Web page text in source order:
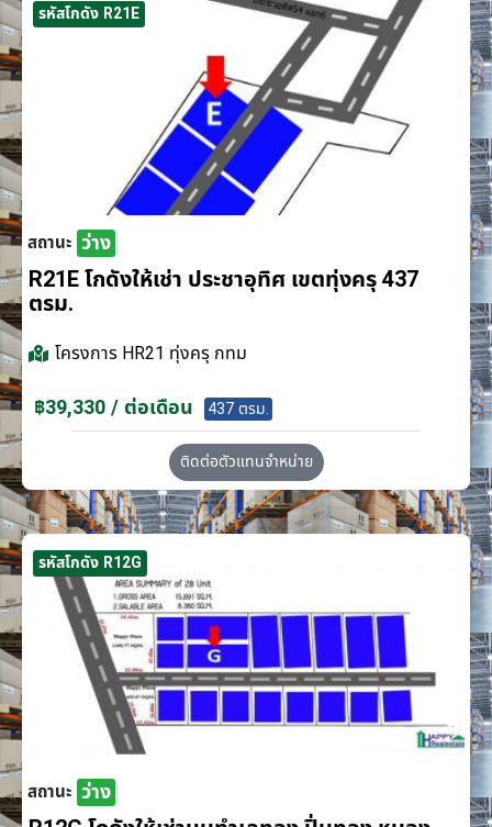
รหัสโกดัง R21E
สถานะ ว่าง
R21E โกดังให้เช่า ประชาอุทิศ เขตทุ่งครุ 437
ตรม.
โครงการ HR21 ทุ่งครุ กทม
฿39,330 / ต่อเดือน 437 ตรม.
ติดต่อตัวแทนจำหน่าย
รหัสโกดัง R12G
สถานะ ว่าง